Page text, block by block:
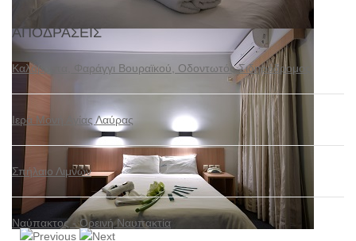
ΑΠΟΔΡΆΣΕΙΣ
Καλάβρυτα, Φαράγγι Βουραϊκού, Οδοντωτός Σιδηρόδρομος
Ιερά Μονή Αγίας Λαύρας
Σπήλαιο Λιμνών
Ναύπακτος - Ορεινή Ναυπακτία